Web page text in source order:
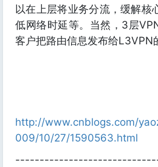
以在上层将业务分流，缓解核
低网络时延等。当然，3层
客户把路由信息发布给L3VPN
http://www.cnblogs.com/
009/10/27/1590563.html